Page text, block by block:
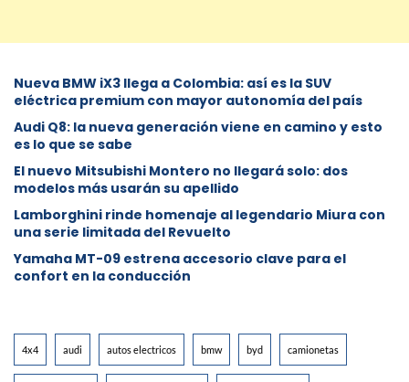
Nueva BMW iX3 llega a Colombia: así es la SUV
eléctrica premium con mayor autonomía del país
Audi Q8: la nueva generación viene en camino y esto
es lo que se sabe
⁠El nuevo Mitsubishi Montero no llegará solo: dos
modelos más usarán su apellido
Lamborghini rinde homenaje al legendario Miura con
una serie limitada del Revuelto
Yamaha MT-09 estrena accesorio clave para el
confort en la conducción
4x4 audi autos electricos bmw byd camionetas